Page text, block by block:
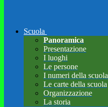
Scuola
Panoramica
Presentazione
I luoghi
Le persone
I numeri della scuola
Le carte della scuola
Organizzazione
La storia